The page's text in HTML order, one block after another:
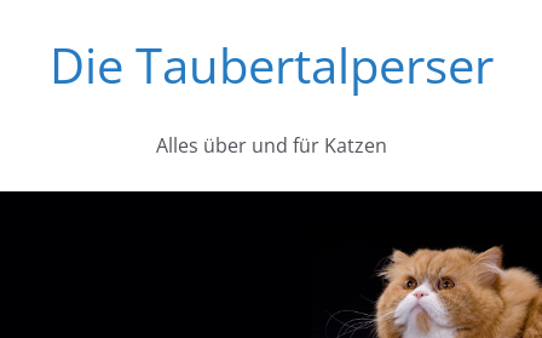
springenDie Taubertalperser
Alles über und für Katzen